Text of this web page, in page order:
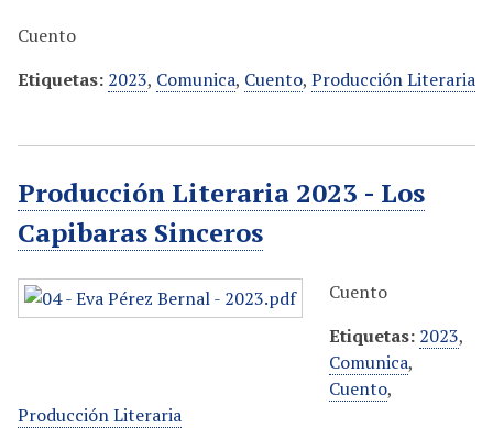
Cuento
Etiquetas: 2023, Comunica, Cuento, Producción Literaria
Producción Literaria 2023 - Los
Capibaras Sinceros
Cuento
Etiquetas: 2023,
Comunica,
Cuento,
Producción Literaria